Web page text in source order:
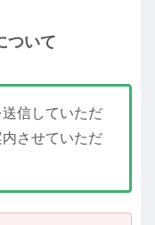
ついて
信していただ
させていただ